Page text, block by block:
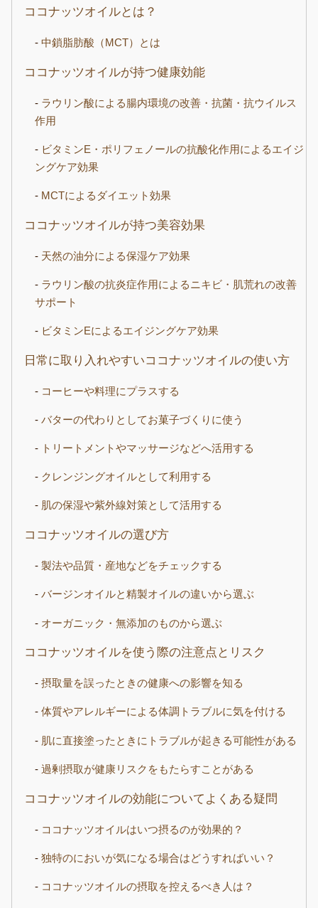
ココナッツオイルとは？
中鎖脂肪酸（MCT）とは
ココナッツオイルが持つ健康効能
ラウリン酸による腸内環境の改善・抗菌・抗ウイルス
作用
ビタミンE・ポリフェノールの抗酸化作用によるエイジ
ングケア効果
MCTによるダイエット効果
ココナッツオイルが持つ美容効果
天然の油分による保湿ケア効果
ラウリン酸の抗炎症作用によるニキビ・肌荒れの改善
サポート
ビタミンEによるエイジングケア効果
日常に取り入れやすいココナッツオイルの使い方
コーヒーや料理にプラスする
バターの代わりとしてお菓子づくりに使う
トリートメントやマッサージなどへ活用する
クレンジングオイルとして利用する
肌の保湿や紫外線対策として活用する
ココナッツオイルの選び方
製法や品質・産地などをチェックする
バージンオイルと精製オイルの違いから選ぶ
オーガニック・無添加のものから選ぶ
ココナッツオイルを使う際の注意点とリスク
摂取量を誤ったときの健康への影響を知る
体質やアレルギーによる体調トラブルに気を付ける
肌に直接塗ったときにトラブルが起きる可能性がある
過剰摂取が健康リスクをもたらすことがある
ココナッツオイルの効能についてよくある疑問
ココナッツオイルはいつ摂るのが効果的？
独特のにおいが気になる場合はどうすればいい？
ココナッツオイルの摂取を控えるべき人は？